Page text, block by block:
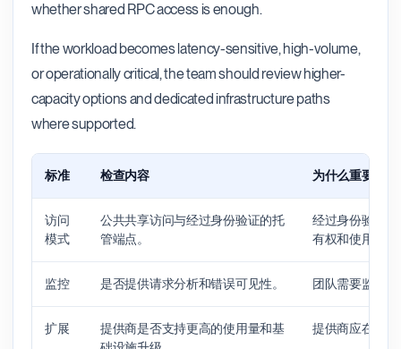
whether shared RPC access is enough.
If the workload becomes latency-sensitive, high-volume,
or operationally critical, the team should review higher-
capacity options and dedicated infrastructure paths
where supported.
标准 检查内容 为什么重要
访问
模式
公共共享访问与经过身份验证的托
管端点。
经过身份验证
有权和使用可见
监控 是否提供请求分析和错误可见性。 团队需要监控
扩展
提供商是否支持更高的使用量和基
提供商应在应